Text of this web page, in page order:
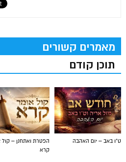
מאמרים קשורים
תוכן קודם
הפטרת ואתחנן – קול
קרא
ט"ו באב – יום האהבה